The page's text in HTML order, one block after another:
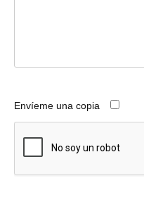
Envíeme una copia